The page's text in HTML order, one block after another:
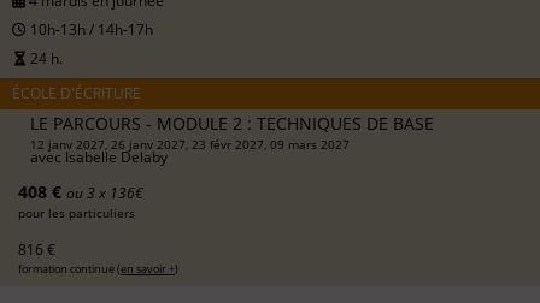
10h-13h / 14h-17h
24 h.
ÉCOLE D'ÉCRITURE
LE PARCOURS - MODULE 2 : TECHNIQUES DE BASE
12 janv 2027, 26 janv 2027, 23 févr 2027, 09 mars 2027
avec Isabelle Delaby
408 € ou 3 x 136€
pour les particuliers
816 €
formation continue (en savoir +)